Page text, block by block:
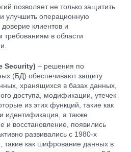
позволяет не только защитить
операционную
клиентов и
требованиям в области
Security) – решения по
(БД) обеспечивают защиту
хранящихся в базах данных,
доступа, модификации, утечек
из этих функций, такие как
идентификация, а также
и восстановление, появились
развивались с 1980-х
такие как шифрование данных в